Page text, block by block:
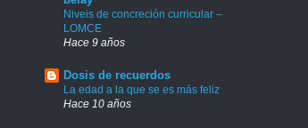
Niveis de concreción curricular –
LOMCE
Hace 9 años
Dosis de recuerdos
La edad a la que se es más feliz
Hace 10 años